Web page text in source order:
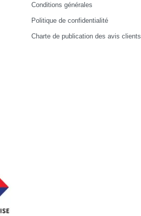
Conditions générales
Politique de confidentialité
Charte de publication des avis clients